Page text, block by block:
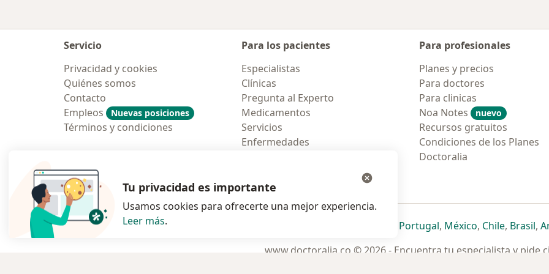
Servicio
Privacidad y cookies
Quiénes somos
Contacto
Empleos
Nuevas posiciones
Términos y condiciones
Para los pacientes
Especialistas
Clínicas
Pregunta al Experto
Medicamentos
Servicios
Enfermedades
Para profesionales
Planes y precios
Para doctores
Para clinicas
Noa Notes
nuevo
Recursos gratuitos
Condiciones de los Planes
Doctoralia
Polska se abre en una nueva pestaña
se abre en una nueva pestaña
se abre en una nueva pestaña
se abre en una nueva pestaña
Portugalse abre en una nueva
, Méxicose abre en una
, Chilese abre
, Brasilse
,
www.doctoralia.co © 2026 - Encuentra tu especialista y pide
Tu privacidad es importante
Usamos cookies para ofrecerte una mejor experiencia.
Leer más.